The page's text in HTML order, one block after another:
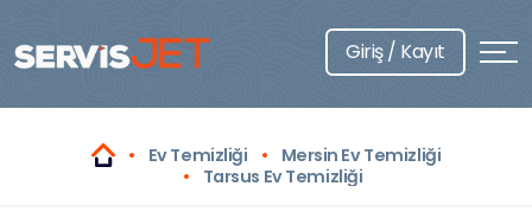
Giriş / Kayıt
Ev Temizliği
Mersin Ev Temizliği
Tarsus Ev Temizliği